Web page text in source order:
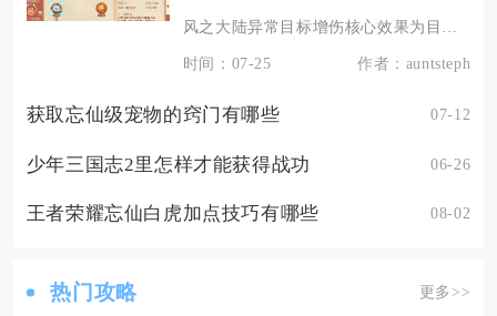
时间：07-25 作者：auntsteph
获取忘仙级宠物的窍门有哪些 07-12
少年三国志2里怎样才能获得战功 06-26
王者荣耀忘仙白虎加点技巧有哪些 08-02
热门攻略 更多>>